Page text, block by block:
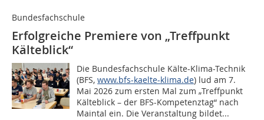
Bundesfachschule
Erfolgreiche Premiere von „Treffpunkt
Kälteblick“
Die Bundesfachschule Kälte-Klima-Technik
(BFS,www.bfs-kaelte-klima.de) lud am 7.
Mai 2026 zum ersten Mal zum „Treffpunkt
Kälteblick – der BFS-Kompetenztag“ nach
Maintal ein. Die Veranstaltung bildet...